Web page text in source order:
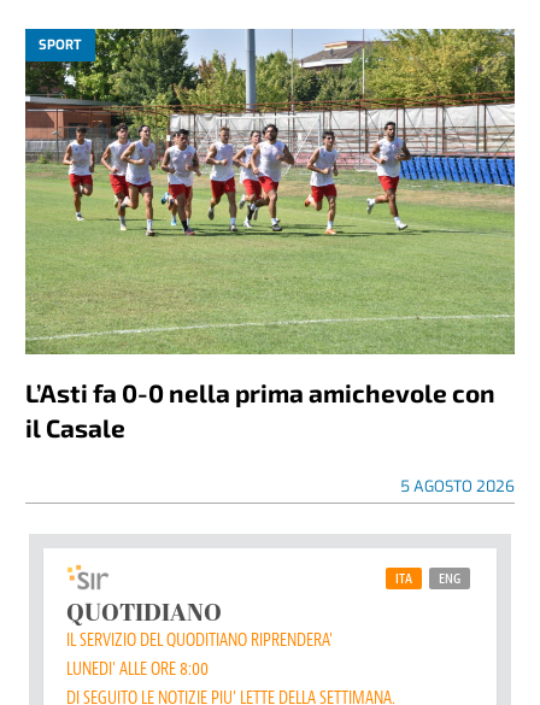
SPORT
L’Asti fa 0-0 nella prima amichevole con
il Casale
5 AGOSTO 2026